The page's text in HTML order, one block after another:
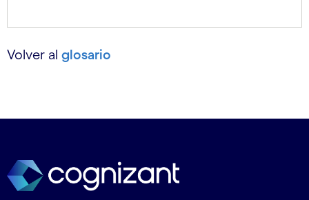
Volver al glosario